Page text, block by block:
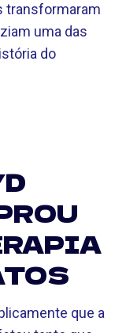
transformaram
uma das
do
que a